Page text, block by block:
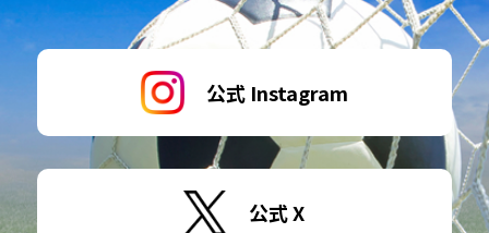
公式 Instagram
公式 X